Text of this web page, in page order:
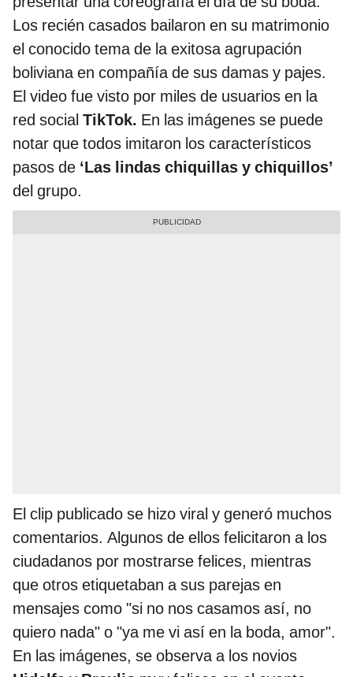
Los recién casados bailaron en su matrimonio
el conocido tema de la exitosa agrupación
boliviana en compañía de sus damas y pajes.
El video fue visto por miles de usuarios en la
red social TikTok. En las imágenes se puede
notar que todos imitaron los característicos
pasos de ‘Las lindas chiquillas y chiquillos’
del grupo.
El clip publicado se hizo viral y generó muchos
comentarios. Algunos de ellos felicitaron a los
ciudadanos por mostrarse felices, mientras
que otros etiquetaban a sus parejas en
mensajes como "si no nos casamos así, no
quiero nada" o "ya me vi así en la boda, amor".
En las imágenes, se observa a los novios